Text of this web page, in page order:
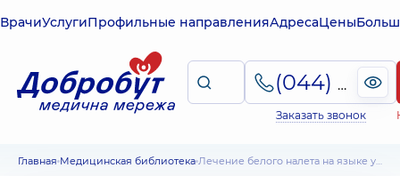
ВрачиУслугиПрофильные направленияАдресаЦены
(044) 495-2-888
Заказать звонок
Главная Медицинская библиотека Лечение белого налета на языке у ребенка: всегда ли это молочница